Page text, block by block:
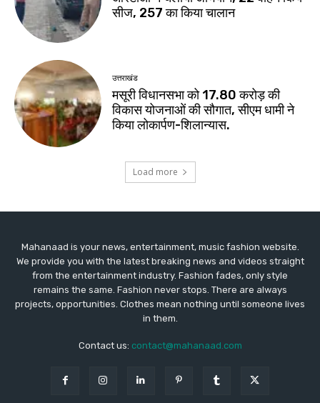
Mahanaad is your news, entertainment, music fashion website.
We provide you with the latest breaking news and videos straight
from the entertainment industry. Fashion fades, only style
remains the same. Fashion never stops. There are always
projects, opportunities. Clothes mean nothing until someone lives
in them.
Contact us: contact@mahanaad.com